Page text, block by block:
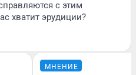
с этим
хватит эрудиции?
МНЕНИЕ